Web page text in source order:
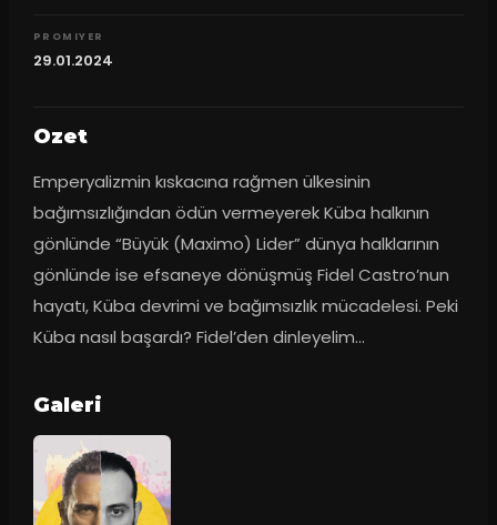
PROMIYER
29.01.2024
Ozet
Emperyalizmin kıskacına rağmen ülkesinin
bağımsızlığından ödün vermeyerek Küba halkının
gönlünde “Büyük (Maximo) Lider” dünya halklarının
gönlünde ise efsaneye dönüşmüş Fidel Castro’nun
hayatı, Küba devrimi ve bağımsızlık mücadelesi. Peki
Küba nasıl başardı? Fidel’den dinleyelim…
Galeri